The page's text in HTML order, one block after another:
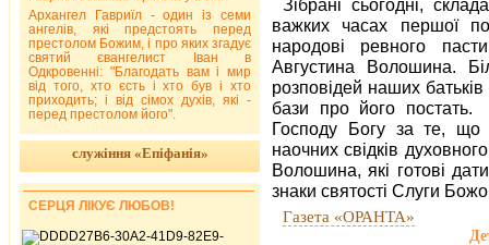
Зібрані сьогодні,
важких часах першої
народові ревного
Августина Волошина.
розповідей наших
бази про його
Господу Богу за те,
наочних свідків
Волошина, які готові
знаки святості Слуги
Газета «ОРАНТА»
Архангел Гавриїл - один із семи
ангелів, які предстоять перед
престолом Божим, і про яких згадує
святий євангелист Іван в
Одкровенні: "Благодать вам і мир
від того, хто єсть і хто був і хто
приходить; і від сімох духів, які -
перед престолом його".
служіння «Епіфанія»
СЕРЦЯ ЛІКУЄ ЛЮБОВ!